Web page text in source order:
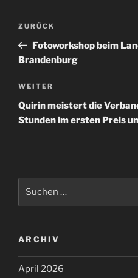
Beitragsnavigation
Vorheriger
Beitrag
ZURÜCK
Fotoworkshop beim
Brandenburg
Nächster
Beitrag
WEITER
Quirin meistert die
Stunden im ersten Preis
ARCHIV
April 2026